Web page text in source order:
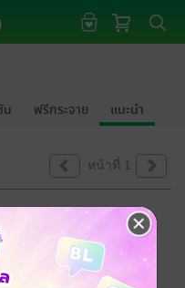
น ฟรีกระจาย แนะนำ
หน้าที่ 1
นะคะ